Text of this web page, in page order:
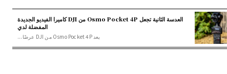
العدسة الثانية تجعل Osmo Pocket 4P من DJI كاميرا الفيديو الجديدة
المفضلة لدي
يعد Osmo Pocket 4P من DJI عرضًا...